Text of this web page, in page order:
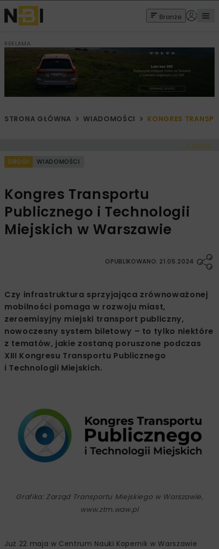
Branże
REKLAMA
STRONA GŁÓWNA WIADOMOŚCI KONGRES
< Cofnij
DROGI WIADOMOŚCI
Kongres Transportu
Publicznego i Technologii
Miejskich w Warszawie
OPUBLIKOWANO: 21.05.2024
Czy infrastruktura sprzyjająca zrównoważonej
mobilności pomaga w rozwoju miast,
zeroemisyjny miejski transport publiczny,
nowoczesny system biletowy – to tylko niektóre
z tematów, jakie zostaną poruszone podczas
XIII Kongresu Transportu Publicznego
i Technologii Miejskich.
Grafika: Zarząd Transportu Miejskiego w Warszawie,
www.ztm.waw.pl
Już 22 maja w Centrum Nauki Kopernik w Warszawie